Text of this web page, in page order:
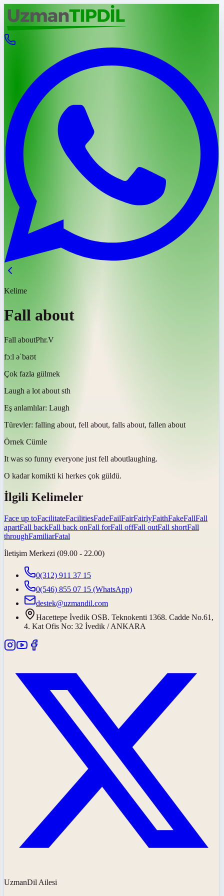
Kelime
Fall about
Fall aboutPhr.V
fɔːl əˈbaʊt
Çok fazla gülmek
Laugh a lot about sth
Eş anlamlılar: Laugh
Türevler: falling about, fell about, falls about, fallen about
Örnek Cümle
It was so funny everyone just fell aboutlaughing.
O kadar komikti ki herkes çok güldü.
İlgili Kelimeler
Face up toFacilitateFacilitiesFadeFailFairFairlyFaithFakeFallFall
apartFall backFall back onFall forFall offFall outFall shortFall
throughFamiliarFatal
İletişim Merkezi (09.00 - 22.00)
0(312) 911 37 15
0(546) 855 07 15 (WhatsApp)
destek@uzmandil.com
Hacettepe İvedik OSB. Teknokenti 1368. Cadde No.61,
4. Kat Ofis No: 32 İvedik / ANKARA
UzmanDil Ailesi